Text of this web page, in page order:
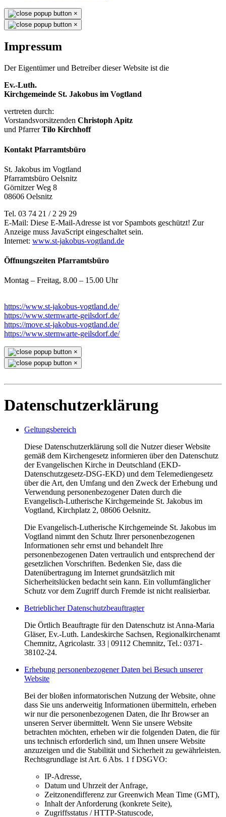
×
×
Impressum
Der Eigentümer und Betreiber dieser Website ist die
Ev.-Luth.
Kirchgemeinde St. Jakobus im Vogtland
vertreten durch:
Vorstandsvorsitzenden Christoph Apitz
und PfarrerTilo Kirchhoff
Kontakt Pfarramtsbüro
St. Jakobus im Vogtland
Pfarramtsbüro Oelsnitz
Görnitzer Weg 8
08606 Oelsnitz
Tel. 03 74 21 / 2 29 29
E-Mail: Diese E-Mail-Adresse ist vor Spambots geschützt! Zur
Anzeige muss JavaScript eingeschaltet sein.
Internet: www.st-jakobus-vogtland.de
Öffnungszeiten Pfarramtsbüro
Montag – Freitag, 8.00 – 15.00 Uhr
https://www.st-jakobus-vogtland.de/
https://www.sternwarte-geilsdorf.de/
https://move.st-jakobus-vogtland.de/
https://www.sternwarte-geilsdorf.de/
×
×
Datenschutzerklärung
Geltungsbereich
Diese Datenschutzerklärung soll die Nutzer dieser Website
gemäß dem Kirchengesetz informieren über den Datenschutz
der Evangelischen Kirche in Deutschland (EKD-
Datenschutzgesetz-DSG-EKD) und dem Telemediengesetz
über die Art, den Umfang und den Zweck der Erhebung und
Verwendung personenbezogener Daten durch die
Evangelisch-Lutherische Kirchgemeinde St. Jakobus im
Vogtland, Kirchplatz 2, 08606 Oelsnitz.
Die Evangelisch-Lutherische Kirchgemeinde St. Jakobus im
Vogtland nimmt den Schutz Ihrer personenbezogenen
Informationen sehr ernst und behandelt Ihre
personenbezogenen Daten vertraulich und entsprechend der
gesetzlichen Vorschriften. Bedenken Sie, dass die
Datenübertragung im Internet grundsätzlich mit
Sicherheitslücken bedacht sein kann. Ein vollumfänglicher
Schutz vor dem Zugriff durch Fremde ist nicht realisierbar.
Betrieblicher Datenschutzbeauftragter
Die Örtlich Beauftragte für den Datenschutz ist Anna-Maria
Gläser, Ev.-Luth. Landeskirche Sachsen, Regionalkirchenamt
Chemnitz, Agricolastr. 33 | 09112 Chemnitz, Tel.: 0371-
38102-24.
Erhebung personenbezogener Daten bei Besuch unserer
Website
Bei der bloßen informatorischen Nutzung der Website, ohne
dass Sie uns anderweitig Informationen übermitteln, erheben
wir nur die personenbezogenen Daten, die Ihr Browser an
unseren Server übermittelt. Wenn Sie unsere Website
betrachten möchten, erheben wir die folgenden Daten, die für
uns technisch erforderlich sind, um Ihnen unsere Website
anzuzeigen und die Stabilität und Sicherheit zu gewährleisten.
Rechtsgrundlage ist Art. 6 Abs. 1 f DSGVO:
IP-Adresse,
Datum und Uhrzeit der Anfrage,
Zeitzonendifferenz zur Greenwich Mean Time (GMT),
Inhalt der Anforderung (konkrete Seite),
Zugriffsstatus / HTTP-Statuscode,